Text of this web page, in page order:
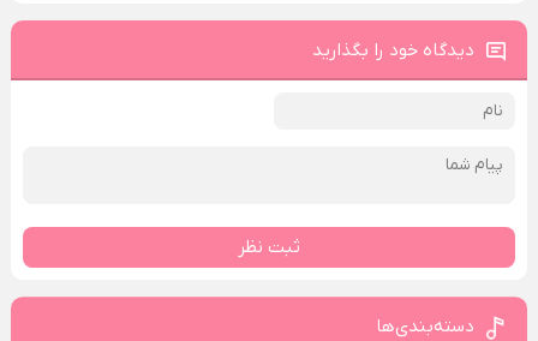
دیدگاه خود را بگذارید
ثبت نظر
دسته‌بندی‌ها